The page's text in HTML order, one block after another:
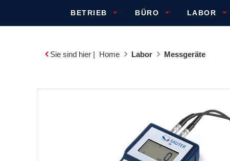
BETRIEB BÜRO LABOR
Sie sind hier | Home Labor Messgeräte